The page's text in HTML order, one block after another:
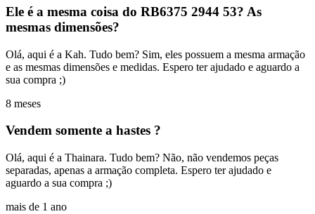
Ele é a mesma coisa do RB6375 2944 53? As
mesmas dimensões?
Olá, aqui é a Kah. Tudo bem? Sim, eles possuem a mesma armação
e as mesmas dimensões e medidas. Espero ter ajudado e aguardo a
sua compra ;)
8 meses
Vendem somente a hastes ?
Olá, aqui é a Thainara. Tudo bem? Não, não vendemos peças
separadas, apenas a armação completa. Espero ter ajudado e
aguardo a sua compra ;)
mais de 1 ano